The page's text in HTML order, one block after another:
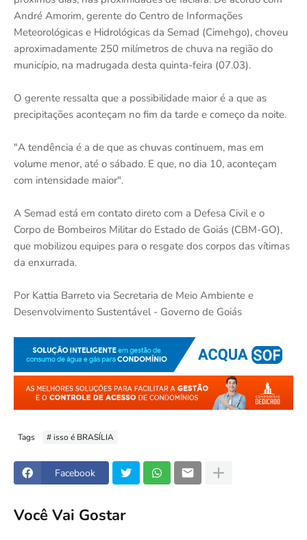
André Amorim, gerente do Centro de Informações
Meteorológicas e Hidrológicas da Semad (Cimehgo), choveu
aproximadamente 250 milímetros de chuva na região do
município, na madrugada desta quinta-feira (07.03).
O gerente ressalta que a possibilidade maior é a que as
precipitações aconteçam no fim da tarde e começo da noite.
"A tendência é a de que as chuvas continuem, mas em
volume menor, até o sábado. E que, no dia 10, aconteçam
com intensidade maior".
A Semad está em contato direto com a Defesa Civil e o
Corpo de Bombeiros Militar do Estado de Goiás (CBM-GO),
que mobilizou equipes para o resgate dos corpos das vítimas
da enxurrada.
Por Kattia Barreto via Secretaria de Meio Ambiente e
Desenvolvimento Sustentável - Governo de Goiás
Tags # isso é BRASÍLIA
Facebook
Você Vai Gostar